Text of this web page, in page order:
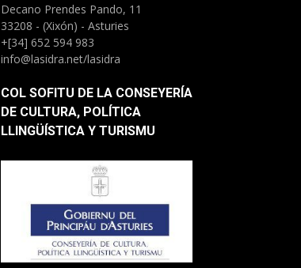
Decano Prendes Pando, 11
33208 - (Xixón) - Asturies
+[34] 652 594 983
info@lasidra.net/lasidra
COL SOFITU DE LA CONSEYERÍA
DE CULTURA, POLÍTICA
LLINGÜÍSTICA Y TURISMU